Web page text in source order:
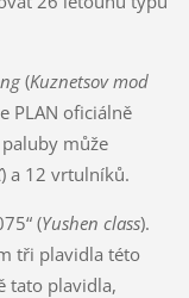
(Kuznetsov mod
PLAN oficiálně
může
) a 12 vrtulníků.
(Yushen class).
tři plavidla této
tato plavidla,